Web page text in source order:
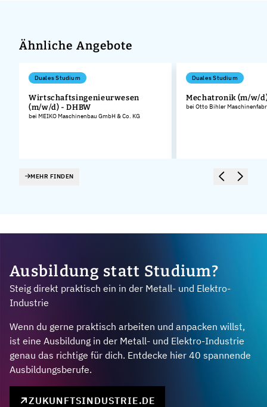
Ähnliche Angebote
Duales Studium
Wirtschaftsingenieurwesen
(m/w/d) - DHBW
bei MEIKO Maschinenbau GmbH & Co. KG
Duales Studium
Mechatronik (m/w/
bei Otto Bihler
MEHR FINDEN
Ausbildung statt Studium?
Steig direkt praktisch ein in der Metall- und Elektro-
Industrie
Wenn du gerne praktisch arbeiten und anpacken willst,
ist eine Ausbildung in der Metall- und Elektro-Industrie
genau das richtige für dich. Entdecke hier 40 spannende
Ausbildungsberufe.
ZUKUNFTSINDUSTRIE.DE